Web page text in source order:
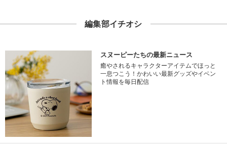
編集部イチオシ
スヌーピーたちの最新ニュース
癒やされるキャラクターアイテムでほっと
一息つこう！かわいい最新グッズやイベン
ト情報を毎日配信